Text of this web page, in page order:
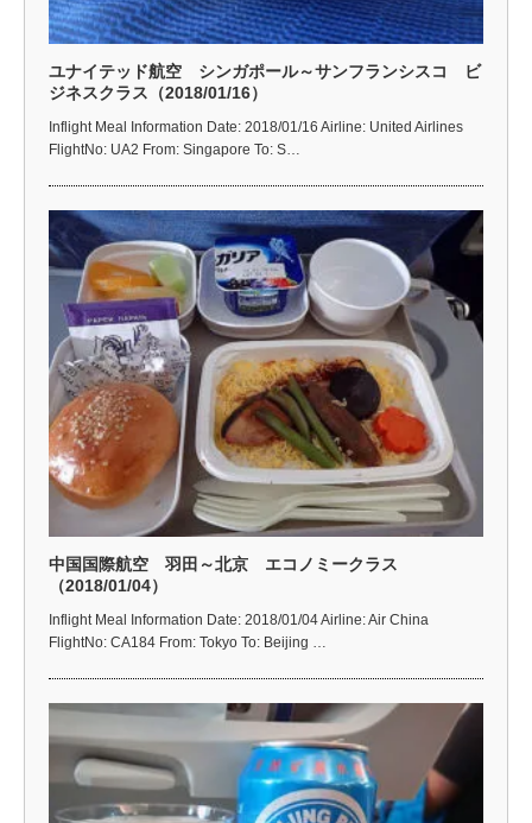
ユナイテッド航空 シンガポール～サンフランシスコ ビ
ジネスクラス（2018/01/16）
Inflight Meal Information Date: 2018/01/16 Airline: United Airlines
FlightNo: UA2 From: Singapore To: S…
中国国際航空 羽田～北京 エコノミークラス
（2018/01/04）
Inflight Meal Information Date: 2018/01/04 Airline: Air China
FlightNo: CA184 From: Tokyo To: Beijing …